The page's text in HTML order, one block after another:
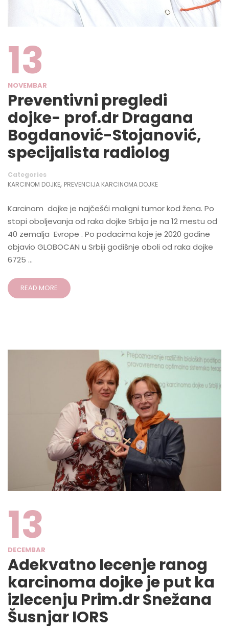
13
NOVEMBAR
Preventivni pregledi
dojke- prof.dr Dragana
Bogdanović-Stojanović,
specijalista radiolog
Categories
KARCINOM DOJKE, PREVENCIJA KARCINOMA DOJKE
Karcinom dojke je najčešći maligni tumor kod žena. Po
stopi oboljevanja od raka dojke Srbija je na 12 mestu od
40 zemalja Evrope . Po podacima koje je 2020 godine
objavio GLOBOCAN u Srbiji godišnje oboli od raka dojke
6725 …
READ MORE
13
DECEMBAR
Adekvatno lecenje ranog
karcinoma dojke je put ka
izlecenju Prim.dr Snežana
Šusnjar IORS